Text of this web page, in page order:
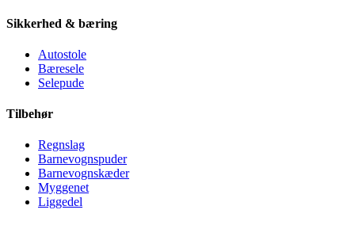
Sikkerhed & bæring
Autostole
Bæresele
Selepude
Tilbehør
Regnslag
Barnevognspuder
Barnevognskæder
Myggenet
Liggedel